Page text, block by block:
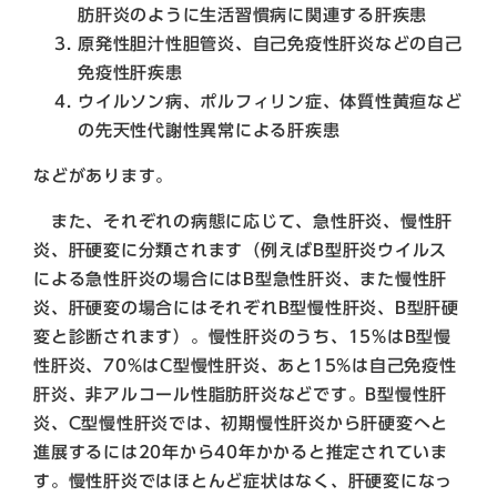
肪肝炎のように生活習慣病に関連する肝疾患
原発性胆汁性胆管炎、自己免疫性肝炎などの自己
免疫性肝疾患
ウイルソン病、ポルフィリン症、体質性黄疸など
の先天性代謝性異常による肝疾患
などがあります。
また、それぞれの病態に応じて、急性肝炎、慢性肝
炎、肝硬変に分類されます（例えばB型肝炎ウイルス
による急性肝炎の場合にはB型急性肝炎、また慢性肝
炎、肝硬変の場合にはそれぞれB型慢性肝炎、B型肝硬
変と診断されます）。慢性肝炎のうち、15%はB型慢
性肝炎、70%はC型慢性肝炎、あと15%は自己免疫性
肝炎、非アルコール性脂肪肝炎などです。B型慢性肝
炎、C型慢性肝炎では、初期慢性肝炎から肝硬変へと
進展するには20年から40年かかると推定されていま
す。慢性肝炎ではほとんど症状はなく、肝硬変になっ